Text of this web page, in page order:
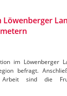
im Löwenberger
befragt.
sind die